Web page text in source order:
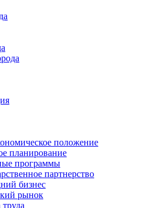
положение
планирование
программы
партнерство
бизнес
рынок